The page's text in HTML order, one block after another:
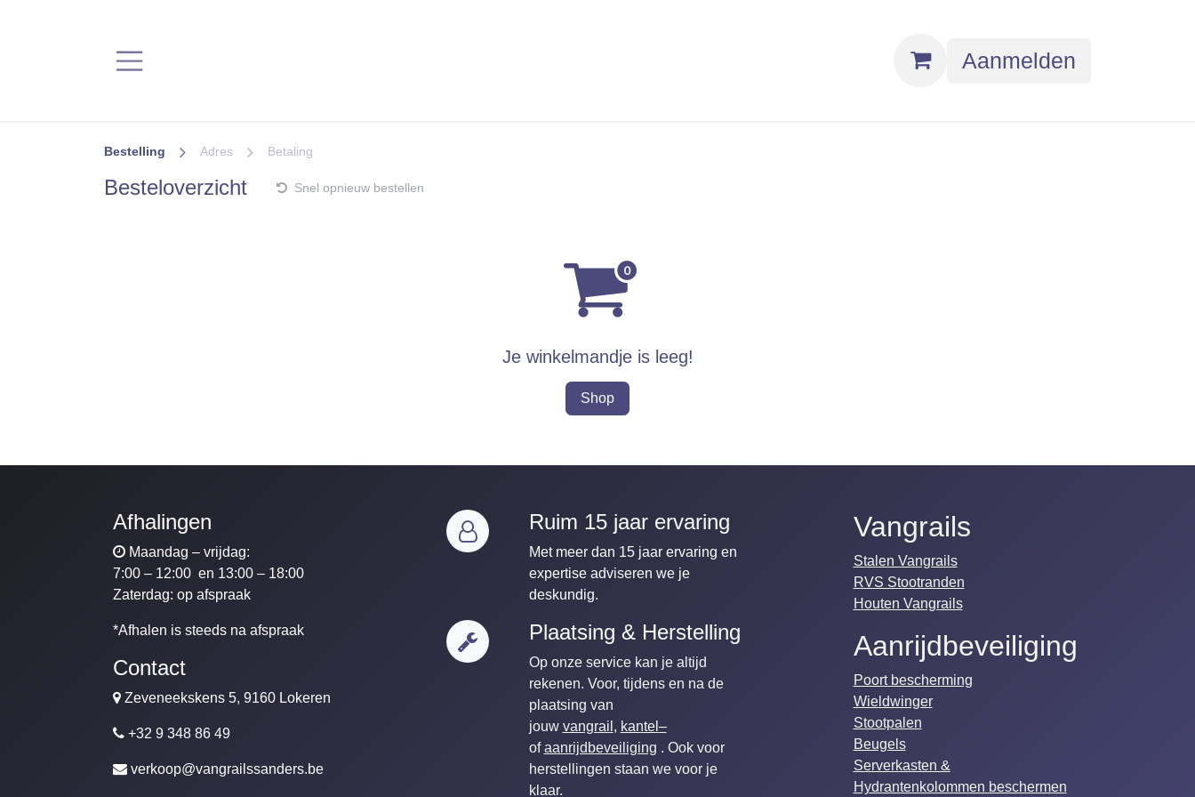
Aanmelden
Bestelling Adres Betaling
Besteloverzicht Snel opnieuw bestellen
Je winkelmandje is leeg!
Shop
Afhalingen
Maandag – vrijdag:
7:00 – 12:00 en 13:00 – 18:00
Zaterdag: op afspraak
*Afhalen is steeds na afspraak
Contact
Zeveneekskens 5, 9160 Lokeren
+32 9 348 86 49
verkoop@vangrailssanders.be
Ruim 15 jaar ervaring
Met meer dan 15 jaar ervaring en
expertise adviseren we je
deskundig.
Plaatsing & Herstelling
Op onze service kan je altijd
rekenen. Voor, tijdens en na de
plaatsing van
jouw vangrail , kantel –
ofaanrijdbeveiliging . Ook voor
herstellingen staan we voor je
klaar.
Vangrails
Stalen Vangrails
RVS Stootranden
Houten Vangrails
Aanrijdbeveiliging
Poort bescherming
Wieldwinger
Stootpalen
Beugels
Serverkasten &
Hydrantenkolommen beschermen